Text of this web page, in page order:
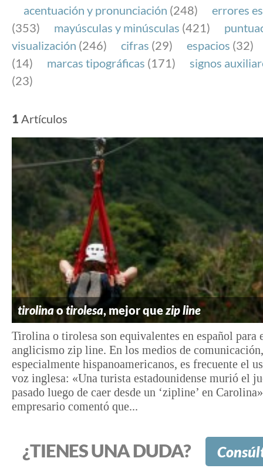
acentuación y pronunciación (248)
errores
(353)
mayúsculas y minúsculas (421)
visualización (246) cifras (29) espacios (32)
(14)
marcas tipográficas (171)
signos
(23)
1 Artículos
tirolinaotirolesa, mejor quezip line
Tirolina o tirolesa son equivalentes en español para
anglicismo zip line. En los medios de comunicación,
especialmente hispanoamericanos, es frecuente el
voz inglesa: «Una turista estadounidense murió el
pasado luego de caer desde un ‘zipline’ en
empresario comentó que...
¿TIENES UNA DUDA?